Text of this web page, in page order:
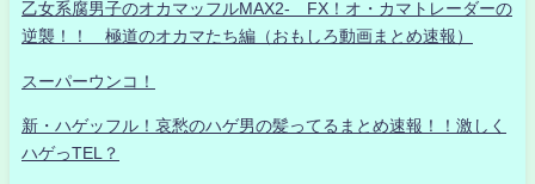
乙女系腐男子のオカマッフルMAX2- FX！オ・カマトレーダーの
逆襲！！ 極道のオカマたち編（おもしろ動画まとめ速報）
スーパーウンコ！
新・ハゲッフル！哀愁のハゲ男の髪ってるまとめ速報！！激しく
ハゲっTEL？